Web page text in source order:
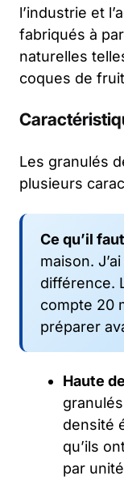
l’industrie et
fabriqués à
naturelles
coques de
Les granulés
plusieurs
Ce qu’il
maison.
différence.
compte 20
préparer
Haute
densité
qu’ils
par